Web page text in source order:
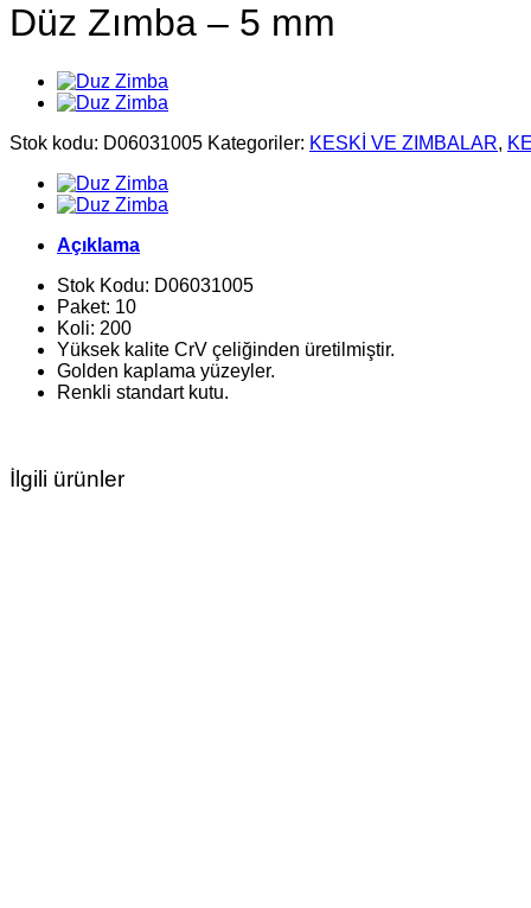
Düz Zımba – 5 mm
Stok kodu: D06031005 Kategoriler: KESKİ VE ZIMBALAR,
Açıklama
Stok Kodu: D06031005
Paket: 10
Koli: 200
Yüksek kalite CrV çeliğinden üretilmiştir.
Golden kaplama yüzeyler.
Renkli standart kutu.
İlgili ürünler